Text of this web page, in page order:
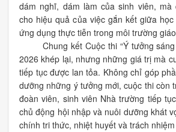
dám nghĩ, dám làm của sinh viên, mà
cho hiệu quả của việc gắn kết giữa
ứng dụng thực tiễn trong môi trường
Chung kết Cuộc thi “Ý tưởng sáng
2026 khép lại, nhưng những giá trị mà
tiếp tục được lan tỏa. Không chỉ góp
dưỡng những ý tưởng mới, cuộc thi còn
đoàn viên, sinh viên Nhà trường tiếp
chủ động hội nhập và nuôi dưỡng khát
chính tri thức, nhiệt huyết và trách